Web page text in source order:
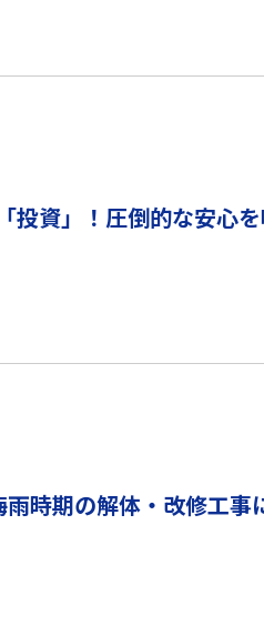
投資」！圧倒的な安心
時期の解体・改修工事